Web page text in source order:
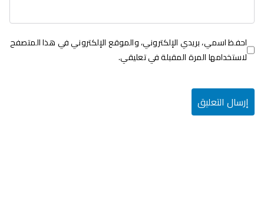
احفظ اسمي، بريدي الإلكتروني، والموقع الإلكتروني في هذا المتصفح
لاستخدامها المرة المقبلة في تعليقي.